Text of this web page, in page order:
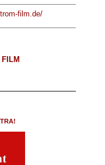
film.de/